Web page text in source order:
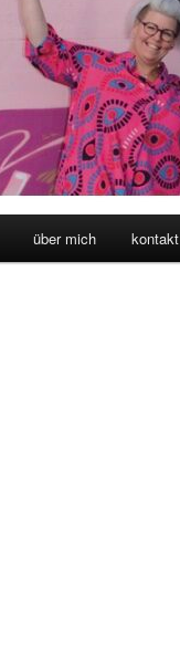
über mich kontakt